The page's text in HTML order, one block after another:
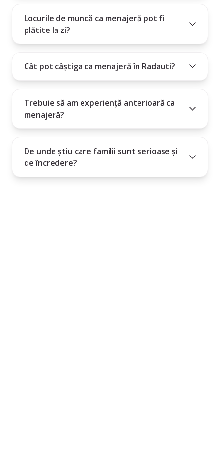
Locurile de muncă ca menajeră pot fi
plătite la zi?
Cât pot câștiga ca menajeră în Radauti?
Trebuie să am experiență anterioară ca
menajeră?
De unde știu care familii sunt serioase și
de încredere?